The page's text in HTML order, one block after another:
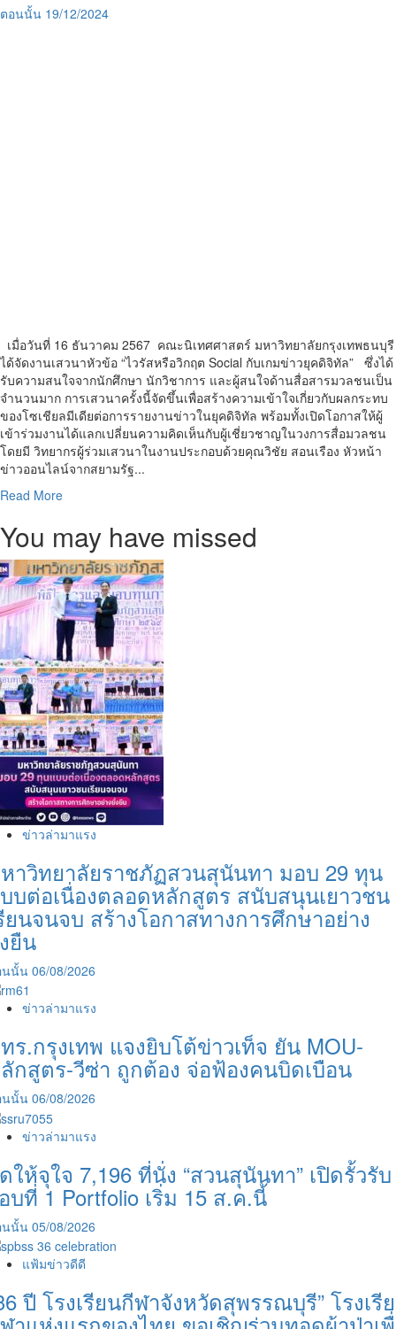
ตอนนั้น 19/12/2024
เมื่อวันที่ 16 ธันวาคม 2567 คณะนิเทศศาสตร์ มหาวิทยาลัยกรุงเทพธนบุรี
ได้จัดงานเสวนาหัวข้อ “ไวรัสหรือวิกฤต Social กับเกมข่าวยุคดิจิทัล” ซึ่งได้
รับความสนใจจากนักศึกษา นักวิชาการ และผู้สนใจด้านสื่อสารมวลชนเป็น
จำนวนมาก การเสวนาครั้งนี้จัดขึ้นเพื่อสร้างความเข้าใจเกี่ยวกับผลกระทบ
ของโซเชียลมีเดียต่อการรายงานข่าวในยุคดิจิทัล พร้อมทั้งเปิดโอกาสให้ผู้
เข้าร่วมงานได้แลกเปลี่ยนความคิดเห็นกับผู้เชี่ยวชาญในวงการสื่อมวลชน
โดยมี วิทยากรผู้ร่วมเสวนาในงานประกอบด้วยคุณวิชัย สอนเรือง หัวหน้า
ข่าวออนไลน์จากสยามรัฐ...
Read MoreRead
about
คณะ
นิเทศศาสตร์
ม.กรุงเทพ
ธนบุรี
จัด
เสวนา
“ไวรัส
หรือ
วิกฤต
Social
กับ
เกม
ข่าว
ยุค
ดิจิทัล”
จุด
ประกาย
สื่อ
ยุค
ดิจิทัล
เร็ว
ลืม
ถูก
You may have missed
ข่าวล่ามาแรง
าวิทยาลัยราชภัฏสวนสุนันทา มอบ 29 ทุน
บต่อเนื่องตลอดหลักสูตร สนับสนุนเยาวชน
ยนจนจบ สร้างโอกาสทางการศึกษาอย่าง
ยืน
นนั้น 06/08/2026
ข่าวล่ามาแรง
ร.กรุงเทพ แจงยิบโต้ข่าวเท็จ ยัน MOU-
กสูตร-วีซ่า ถูกต้อง จ่อฟ้องคนบิดเบือน
นนั้น 06/08/2026
ข่าวล่ามาแรง
ให้จุใจ 7,196 ที่นั่ง “สวนสุนันทา” เปิดรั้วรับ
บที่ 1 Portfolio เริ่ม 15 ส.ค.นี้
นนั้น 05/08/2026
แฟ้มข่าวดีดี
ปี โรงเรียนกีฬาจังหวัดสุพรรณบุรี” โรงเรี